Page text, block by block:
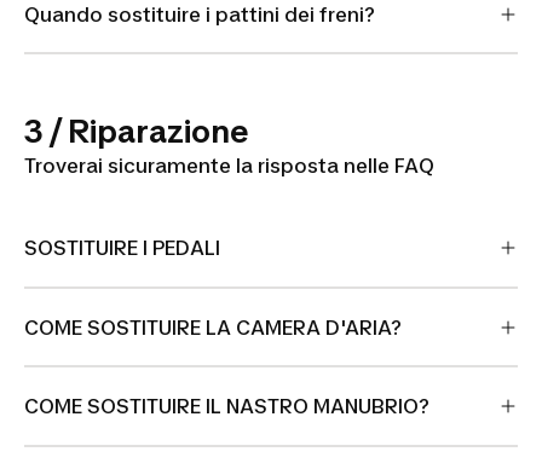
Quando sostituire i pattini dei freni?
3 / Riparazione
Troverai sicuramente la risposta nelle FAQ
SOSTITUIRE I PEDALI
COME SOSTITUIRE LA CAMERA D'ARIA?
COME SOSTITUIRE IL NASTRO MANUBRIO?